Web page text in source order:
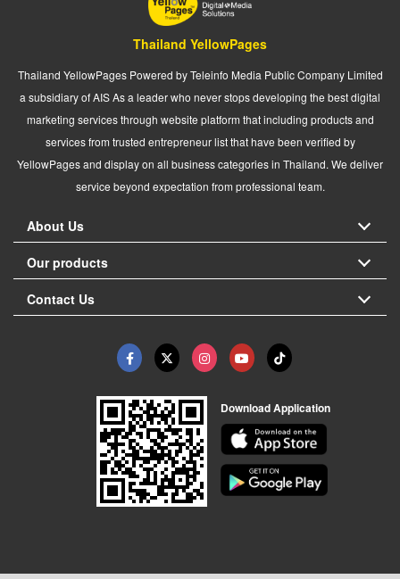
Thailand YellowPages
Thailand YellowPages Powered by Teleinfo Media Public Company Limited
a subsidiary of AIS As a leader who never stops developing the best digital
marketing services through website platform that including products and
services from trusted entrepreneur list that have been verified by
YellowPages and display on all business categories in Thailand. We deliver
service beyond expectation from professional team.
About Us
Our products
Contact Us
Download Application